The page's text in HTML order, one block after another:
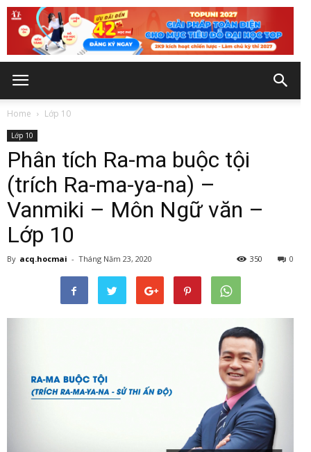
Home Lớp 10
Lớp 10
Phân tích Ra-ma buộc tội
(trích Ra-ma-ya-na) –
Vanmiki – Môn Ngữ văn –
Lớp 10
By acq.hocmai - Tháng Năm 23, 2020 0
350